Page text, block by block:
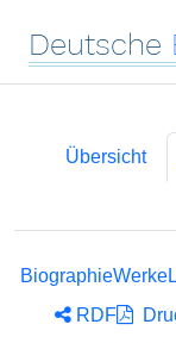
Deutsche
Übersicht
BiographieWerke
RDF